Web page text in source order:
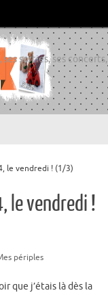
sorties, ses concerts,
le vendredi ! (1/3)
le vendredi !
périples
que j’étais là dès la